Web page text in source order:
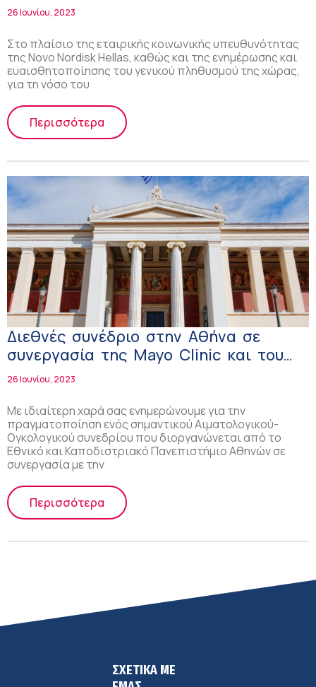
26 Ιουνίου, 2023
Στο πλαίσιο της εταιρικής κοινωνικής υπευθυνότητας
της Novo Νοrdisk Hellas, καθώς και της ενημέρωσης και
ευαισθητοποίησης του γενικού πληθυσμού της χώρας,
για τη νόσο του
Περισσότερα
Διεθνές συνέδριο στην Αθήνα σε
συνεργασία της Mayo Clinic και του
ΕΚΠΑ!
26 Ιουνίου, 2023
Με ιδιαίτερη χαρά σας ενημερώνουμε για την
πραγματοποίηση ενός σημαντικού Αιματολογικού-
Ογκολογικού συνεδρίου που διοργανώνεται από το
Εθνικό και Καποδιστριακό Πανεπιστήμιο Αθηνών σε
συνεργασία με την
Περισσότερα
ΣΧΕΤΙΚΑ ΜΕ